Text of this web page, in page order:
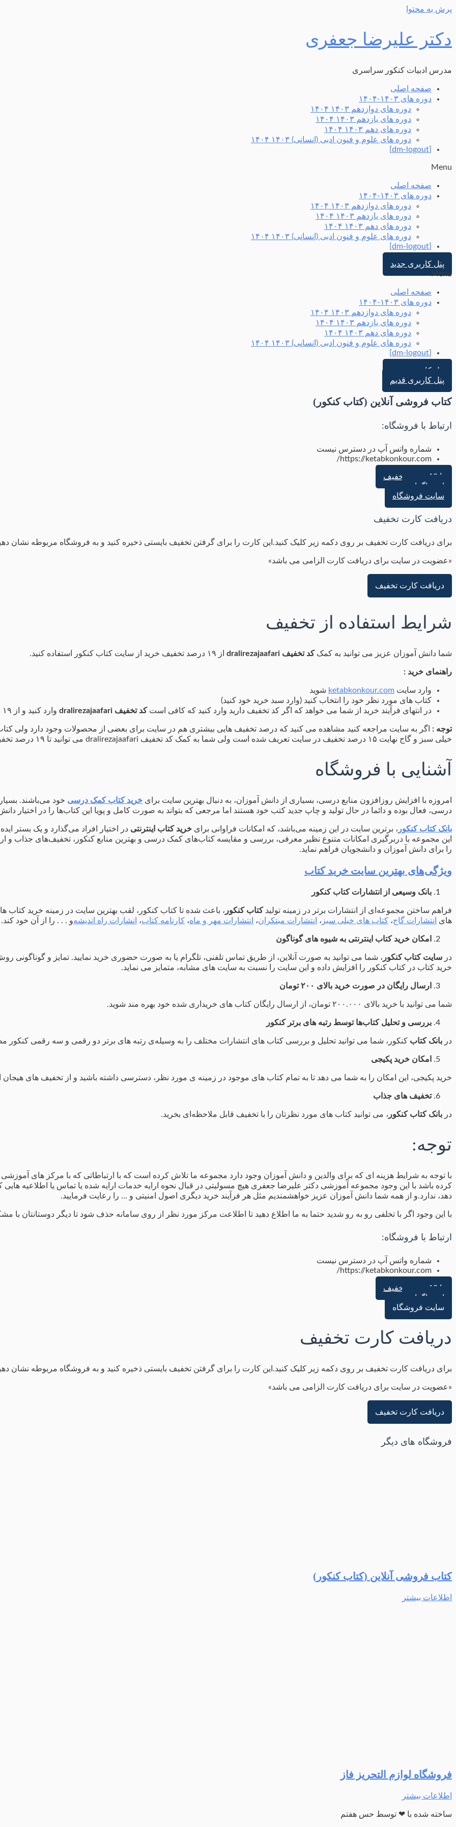
پرش به محتوا
دکتر علیرضا جعفری
مدرس ادبیات کنکور سراسری
صفحه اصلی
دوره های ۱۴۰۳-۱۴۰۴
دوره های دوازدهم ۱۴۰۳ ۱۴۰۴
دوره های یازدهم ۱۴۰۳ ۱۴۰۴
دوره های دهم ۱۴۰۳ ۱۴۰۴
دوره های علوم و فنون ادبی (انسانی) ۱۴۰۳ ۱۴۰۴
Menu
صفحه اصلی
دوره های ۱۴۰۳-۱۴۰۴
دوره های دوازدهم ۱۴۰۳ ۱۴۰۴
دوره های یازدهم ۱۴۰۳ ۱۴۰۴
دوره های دهم ۱۴۰۳ ۱۴۰۴
دوره های علوم و فنون ادبی (انسانی) ۱۴۰۳ ۱۴۰۴
پنل کاربری جدید
Menu
صفحه اصلی
دوره های ۱۴۰۳-۱۴۰۴
دوره های دوازدهم ۱۴۰۳ ۱۴۰۴
دوره های یازدهم ۱۴۰۳ ۱۴۰۴
دوره های دهم ۱۴۰۳ ۱۴۰۴
دوره های علوم و فنون ادبی (انسانی) ۱۴۰۳ ۱۴۰۴
پنل کاربری جدید
پنل کاربری قدیم
کتاب فروشی آنلاین (کتاب کنکور)
ارتباط با فروشگاه:
شماره واتس آپ در دسترس نیست
https://ketabkonkour.com/
تا 19 درصد تخفیف
اینستاگرام
سایت فروشگاه
دریافت کارت تخفیف
برای دریافت کارت تخفیف بر روی دکمه زیر کلیک کنید.این کارت را برای گرفتن تخفیف بایستی ذخیره کنید و به فروشگاه مربوطه نشان
«عضویت در سایت برای دریافت کارت الزامی می باشد»
دریافت کارت تخفیف
شرایط استفاده از تخفیف
شما دانش آموزان عزیز می توانید به کمک کد تخفیف dralirezajaafari از ۱۹ درصد تخفیف خرید از سایت کتاب کنکور استفاده کنید.
راهنمای خرید :
وارد سایت ketabkonkour.com شوید
کتاب های مورد نظر خود را انتخاب کنید (وارد سبد خرید خود کنید)
در انتهای فرآیند خرید از شما می خواهد که اگر کد تخفیف دارید وارد کنید که کافی است کد تخفیف dralirezajaafari وارد کنید و از ۱۹ درصد تخفیف استفاده کنید.
توجه : اگر به سایت مراجعه کنید مشاهده می کنید که درصد تخفیف هایی بیشتری هم در سایت برای بعضی از محصولات وجود دارد ولی
خیلی سبز و گاج نهایت ۱۵ درصد تخفیف در سایت تعریف شده است ولی شما به کمک کد تخفیف dralirezajaafari می توانید تا ۱۹ درصد تخفیف بگیرید.
آشنایی با فروشگاه
امروزه با افزایش روزافزون منابع درسی، بسیاری از دانش آموزان، به دنبال بهترین سایت برای خرید کتاب کمک درسی خود می‌باشند.
درسی، فعال بوده و دائما در حال تولید و چاپ جدید کتب خود هستند اما مرجعی که بتواند به صورت کامل و پویا این کتاب‌ها را در اختیار
بانک کتاب کنکور ، برترین سایت در این زمینه می‌باشد، که امکانات فراوانی برای خرید کتاب اینترنتی در اختیار افراد می‌گذارد و یک بستر
این مجموعه با دربرگیری امکانات متنوع نظیر معرفی، بررسی و مقایسه کتاب‌های کمک درسی و بهترین منابع کنکور، تخفیف‌های جذاب
را برای دانش آموزان و دانشجویان فراهم نماید.
ویژگی‌های بهترین سایت خرید کتاب
بانک وسیعی از انتشارات کتاب کنکور
فراهم ساختن مجموعه‌ای از انتشارات برتر در زمینه تولید کتاب کنکور ، باعث شده تا کتاب کنکور، لقب بهترین سایت در زمینه خرید
های
انتشارات گاج، کتاب های خیلی سبز ، انتشارات مبتکران، انتشارات مهر و ماه، کارنامه کتاب، انشارات راه اندیشه‌و . . . را از آن خود کند.
امکان خرید کتاب اینترنتی به شیوه های گوناگون
در سایت کتاب کنکور ، شما می توانید به صورت آنلاین، از طریق تماس تلفنی، تلگرام یا به صورت حضوری خرید نمایید. تمایز و
خرید کتاب در کتاب کنکور را افزایش داده و این سایت را نسبت به سایت های مشابه، متمایز می نماید.
ارسال رایگان در صورت خرید بالای ۲۰۰ تومان
شما می توانید با خرید بالای ۲۰۰.۰۰۰ تومان، از ارسال رایگان کتاب های خریداری شده خود بهره مند شوید.
بررسی و تحلیل کتاب‌ها توسط رتبه های برتر کنکور
در بانک کتاب کنکور، شما می توانید تحلیل و بررسی کتاب های انتشارات مختلف را به وسیله‌ی رتبه های برتر دو رقمی و سه رقمی کنکور
امکان خرید پکیجی
خرید پکیجی، این امکان را به شما می دهد تا به تمام کتاب های موجود در زمینه ی مورد نظر، دسترسی داشته باشید و از تخفیف های هیجان
تخفیف های جذاب
در بانک کتاب کنکور ، می توانید کتاب های مورد نظرتان را با تخفیف قابل ملاحظه‌ای بخرید.
توجه:
با توجه به شرایط هزینه ای که برای والدین و دانش آموزان وجود دارد مجموعه ما تلاش کرده است که با ارتباطاتی که با مرکز های
کرده باشد با این وجود مجموعه آموزشی دکتر علیرضا جعفری هیچ مسولیتی در قبال نحوه ارایه خدمات ارایه شده یا تماس یا اطلاعیه
دهد، ندارد.و از همه شما دانش آموزان عزیز خواهشمندیم مثل هر فرآیند خرید دیگری اصول امنیتی و … را رعایت فرمایید.
با این وجود اگر با تخلفی رو به رو شدید حتما به ما اطلاع دهید تا اطلاعت مرکز مورد نظر از روی سامانه حذف شود تا دیگر دوستانتان با
ارتباط با فروشگاه:
شماره واتس آپ در دسترس نیست
https://ketabkonkour.com/
تا 19 درصد تخفیف
اینستاگرام
سایت فروشگاه
دریافت کارت تخفیف
برای دریافت کارت تخفیف بر روی دکمه زیر کلیک کنید.این کارت را برای گرفتن تخفیف بایستی ذخیره کنید و به فروشگاه مربوطه نشان
«عضویت در سایت برای دریافت کارت الزامی می باشد»
دریافت کارت تخفیف
فروشگاه های دیگر
کتاب فروشی آنلاین (کتاب کنکور)
اطلاعات بیشتر
فروشگاه لوازم التحریز فاز
اطلاعات بیشتر
ساخته شده با ❤ توسط حس هفتم